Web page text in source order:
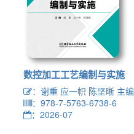
数控加工工艺编制与实施
：谢重 应一帜 陈坚晰 主编
：978-7-5763-6738-6
：2026-07